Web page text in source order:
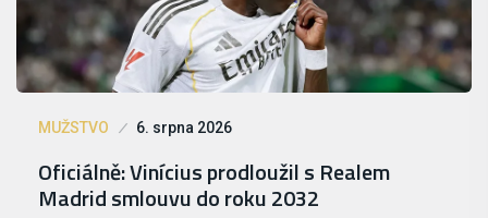
MUŽSTVO 6. srpna 2026
Oficiálně: Vinícius prodloužil s Realem
Madrid smlouvu do roku 2032